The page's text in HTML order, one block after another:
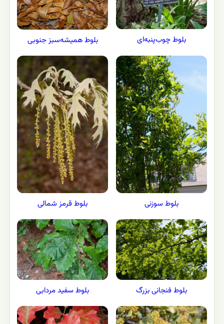
بلوط چوب‌پنبه‌ای بلوط همیشه‌سبز جنوبی
بلوط سوزنی بلوط قرمز شمالی
بلوط فنجانی بزرگ بلوط سفید مردابی